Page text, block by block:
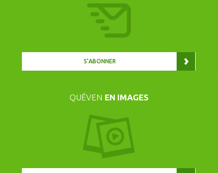
S’ABONNER
QUÉVEN EN IMAGES